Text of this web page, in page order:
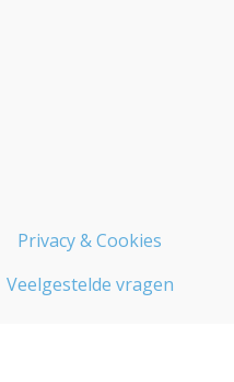
Privacy & Cookies
Veelgestelde vragen